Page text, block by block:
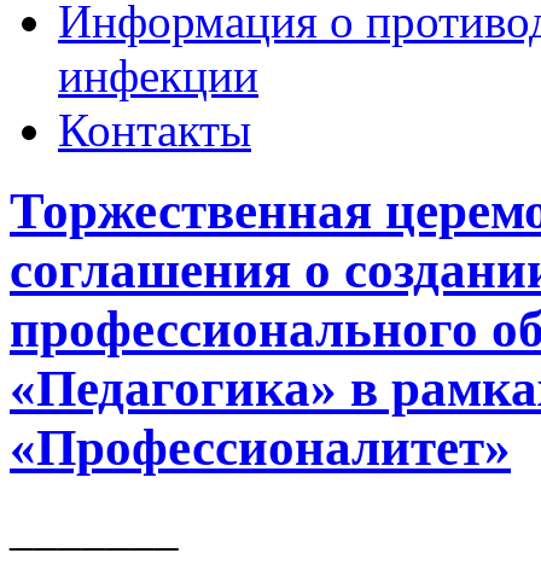
Информация о
инфекции
Контакты
Торжественная
соглашения о
профессионального
«Педагогика» в
«Профессионалитет»